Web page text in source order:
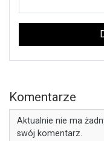
Komentarze
Aktualnie nie ma
swój komentarz.